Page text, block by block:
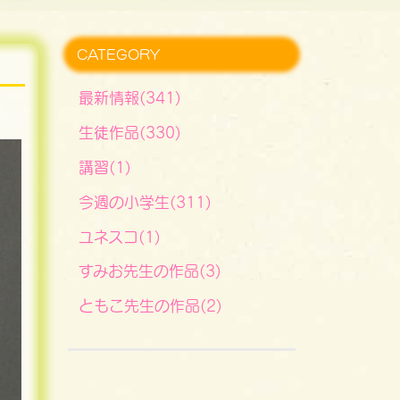
CATEGORY
最新情報(341)
生徒作品(330)
講習(1)
今週の小学生(311)
ユネスコ(1)
すみお先生の作品(3)
ともこ先生の作品(2)